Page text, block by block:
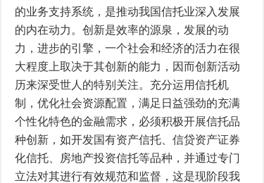
的业务支持系统，是推动我国信托业深入发展
的内在动力。创新是效率的源泉，发展的动
力，进步的引擎，一个社会和经济的活力在很
大程度上取决于其创新的能力，因而创新活动
历来深受世人的特别关注。充分运用信托机
制，优化社会资源配置，满足日益强劲的充满
个性化特色的金融需求，必须积极开展信托品
种创新，如开发国有资产信托、信贷资产证券
化信托、房地产投资信托等品种，并通过专门
立法对其进行有效规范和监督，这是现阶段我